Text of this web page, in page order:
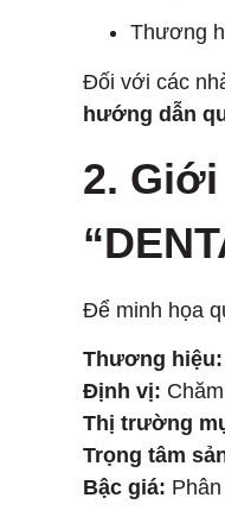
Thương
Đối với các
hướng dẫn
2.
Để minh họa
Thương hiệu:
Định vị:
Thị trường
Trọng tâm
Bậc giá: